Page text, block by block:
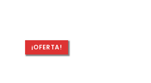
¡OFERTA!